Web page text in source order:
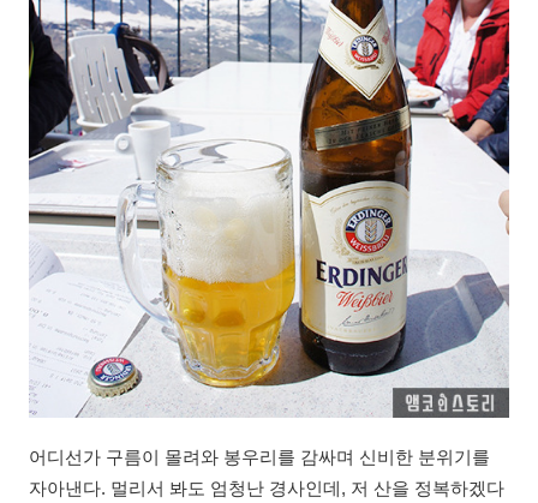
어디선가 구름이 몰려와 봉우리를 감싸며 신비한 분위기를
자아낸다. 멀리서 봐도 엄청난 경사인데, 저 산을 정복하겠다